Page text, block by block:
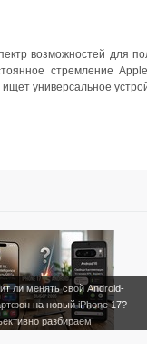
возможностей для
стремление
универсальное
ли менять свой Android-
на новый iPhone 17?
разбираем